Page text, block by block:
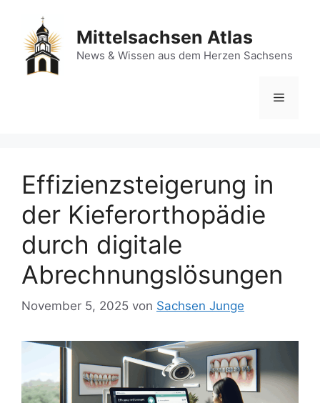
springen
Mittelsachsen Atlas
News & Wissen aus dem Herzen Sachsens
Menü
Effizienzsteigerung in
der Kieferorthopädie
durch digitale
Abrechnungslösungen
November 5, 2025 von Sachsen Junge